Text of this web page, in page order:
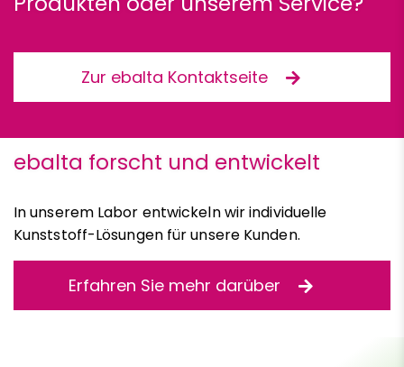
Zur ebalta Kontaktseite
ebalta forscht und entwickelt
In unserem Labor entwickeln wir individuelle
Kunststoff-Lösungen für unsere Kunden.
Erfahren Sie mehr darüber